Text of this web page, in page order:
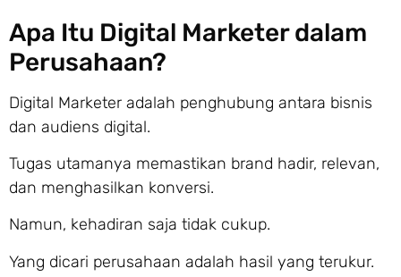
Apa Itu Digital Marketer dalam
Perusahaan?
Digital Marketer adalah penghubung antara bisnis
dan audiens digital.
Tugas utamanya memastikan brand hadir, relevan,
dan menghasilkan konversi.
Namun, kehadiran saja tidak cukup.
Yang dicari perusahaan adalah hasil yang terukur.